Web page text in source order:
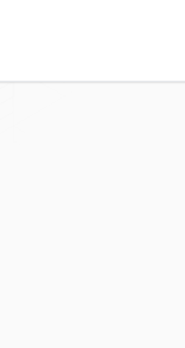
de la
où elle